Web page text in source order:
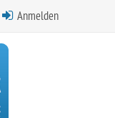
Anmelden